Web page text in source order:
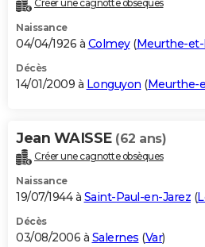
Créer une cagnotte obsèques
Naissance
04/04/1926 à Colmey(Meurthe-et-
Décès
14/01/2009 à Longuyon (Meurthe-
Jean WAISSE (62 ans)
Créer une cagnotte obsèques
Naissance
19/07/1944 à Saint-Paul-en-Jarez (
Décès
03/08/2006 à Salernes (Var)